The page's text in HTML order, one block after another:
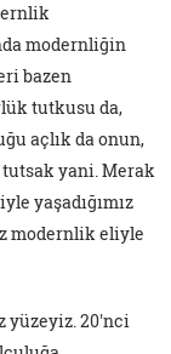
modernliğin
bazen
tutkusu da,
açlık da onun,
yani. Merak
yaşadığımız
modernlik eliyle
yüzeyiz. 20'nci